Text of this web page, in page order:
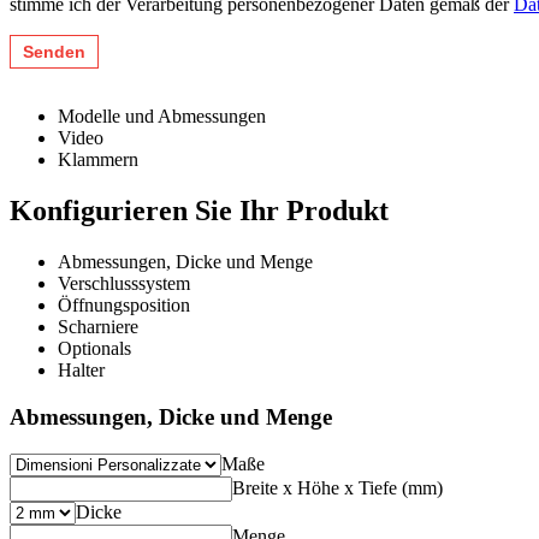
stimme ich der Verarbeitung personenbezogener Daten gemäß der
Modelle und Abmessungen
Video
Klammern
Konfigurieren Sie Ihr Produkt
Abmessungen, Dicke und Menge
Verschlusssystem
Öffnungsposition
Scharniere
Optionals
Halter
Abmessungen, Dicke und Menge
Maße
Breite x Höhe x Tiefe (mm)
Dicke